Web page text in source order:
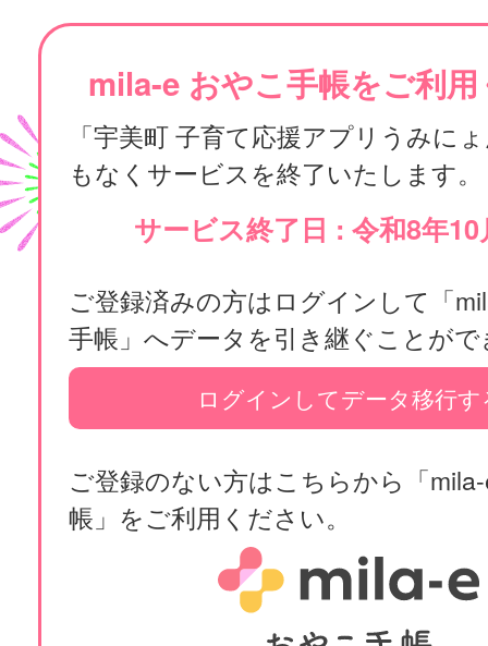
mila-e おやこ手帳をご利
「宇美町 子育て応援アプリうみに
もなくサービスを終了いたします。
サービス終了日 : 令和8年10
ご登録済みの方はログインして「
手帳」へデータを引き継ぐことが
ログインしてデータ移行す
ご登録のない方はこちらから「
帳」をご利用ください。